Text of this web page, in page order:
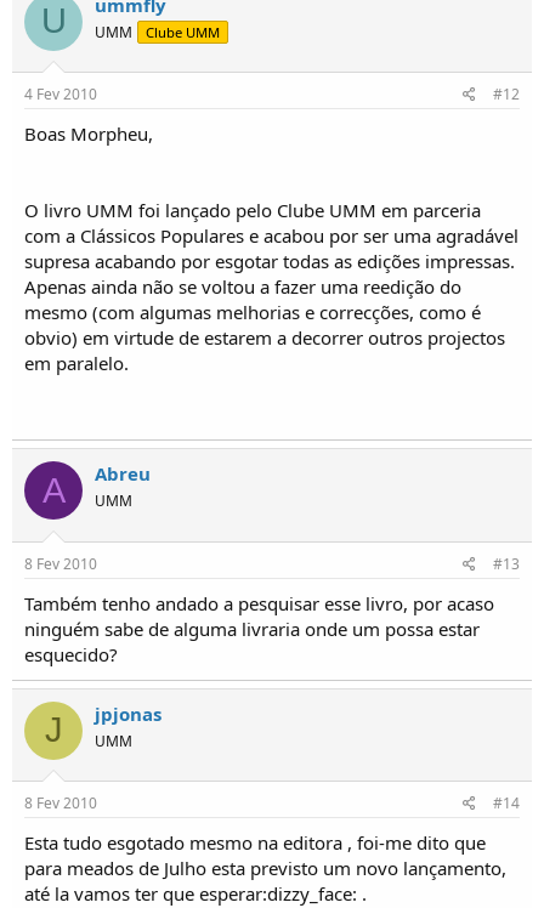
U UMM Clube UMM
4 Fev 2010 #12
Boas Morpheu,
O livro UMM foi lançado pelo Clube UMM em parceria
com a Clássicos Populares e acabou por ser uma agradável
supresa acabando por esgotar todas as edições impressas.
Apenas ainda não se voltou a fazer uma reedição do
mesmo (com algumas melhorias e correcções, como é
obvio) em virtude de estarem a decorrer outros projectos
em paralelo.
A Abreu
UMM
8 Fev 2010 #13
Também tenho andado a pesquisar esse livro, por acaso
ninguém sabe de alguma livraria onde um possa estar
esquecido?
J jpjonas
UMM
8 Fev 2010 #14
Esta tudo esgotado mesmo na editora , foi-me dito que
para meados de Julho esta previsto um novo lançamento,
até la vamos ter que esperar:dizzy_face: .